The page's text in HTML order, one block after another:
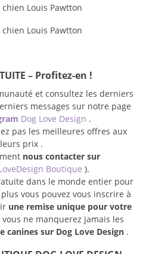
– Profitez-en !
et consultez les derniers
messages sur notre page
Dog Love Design .
pas les meilleures offres aux
prix .
nous contacter sur
Boutique ).
dans le monde entier pour
vous pouvez vous inscrire à
une remise unique pour votre
vous ne manquerez jamais les
canines sur Dog Love Design .